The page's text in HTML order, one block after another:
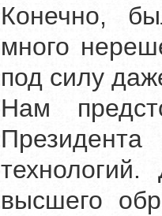
Конечно,
много
под силу
Нам
высшего